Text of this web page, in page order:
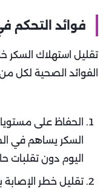
فوائد التحكم
تقليل استهلاك السكر
الفوائد الصحية لكل
الحفاظ على
السكر يساهم في
اليوم دون تقلبات
تقليل خطر